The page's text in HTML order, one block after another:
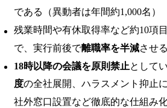
である（異動者は年間約1,000名）
残業時間や有休取得率など約10項
で、実行前後で離職率を半減させ
18時以降の会議を原則禁止として
度の全社展開、ハラスメント抑止
社外窓口設置など徹底的な仕組み